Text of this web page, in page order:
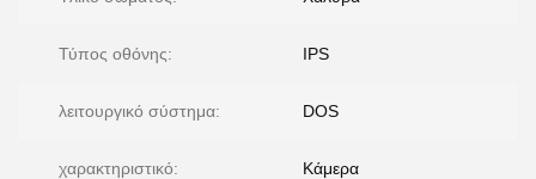
Τύπος οθόνης: IPS
λειτουργικό σύστημα: DOS
χαρακτηριστικό: Κάμερα